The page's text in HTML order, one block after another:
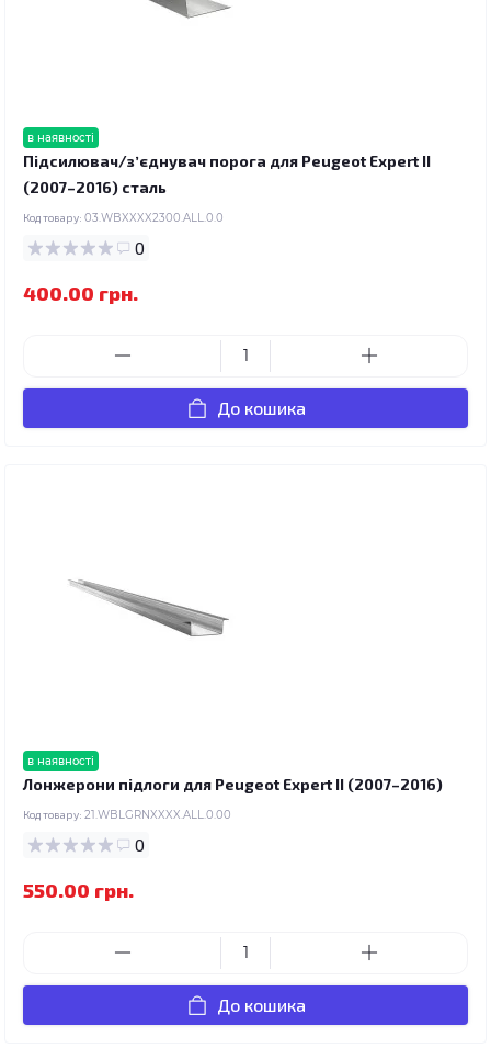
в наявності
Підсилювач/зʼєднувач порога для Peugeot Expert II
(2007–2016) сталь
Код товару: 03.WBXXXX2300.ALL.0.0
0
400.00 грн.
До кошика
в наявності
Лонжерони підлоги для Peugeot Expert II (2007–2016)
Код товару: 21.WBLGRNXXXX.ALL.0.00
0
550.00 грн.
До кошика